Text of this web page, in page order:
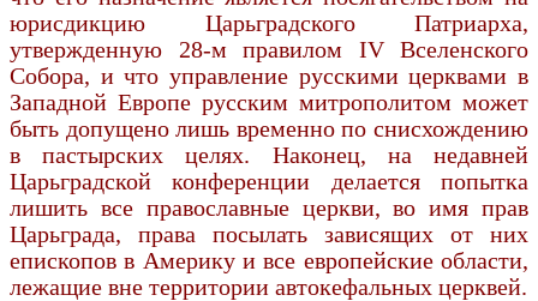
юрисдик­цию Царьградского Патриарха,
утвержденную 28-м правилом IV Вселенского
Собора, и что управле­ние русскими церквами в
Западной Европе русским митрополитом может
быть допущено лишь временно по снисхождению
в пастырских целях. Наконец, на недавней
Царьградской конференции делается попытка
лишить все православные церкви, во имя прав
Царьграда, права посылать за­висящих от них
епископов в Америку и все европейские области,
лежащие вне территории автокефальных церквей.